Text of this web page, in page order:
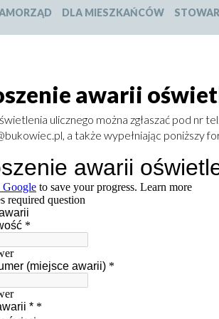
1
2
4
DLA MIESZKAŃCÓW
awarii
ulicznego można zgłaszać pod nr
a także wypełniając poniższy